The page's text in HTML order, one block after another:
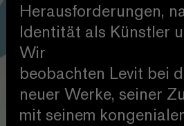
Herausforderungen,
Identität als Künstler
Wir
beobachten Levit bei
neuer Werke, seiner
mit seinem